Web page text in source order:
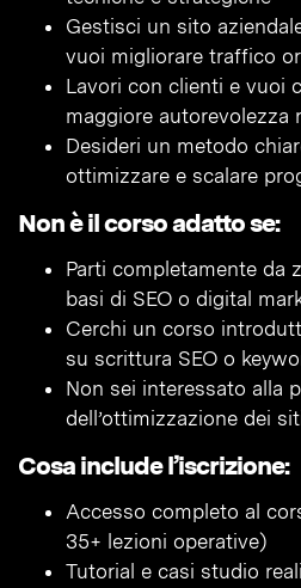
Gestisci un sito
vuoi migliorare traffico
Lavori con clienti e vuoi
maggiore autorevolezza
Desideri un metodo
ottimizzare e scalare
Non è il corso adatto se:
Parti completamente da
basi di SEO o digital
Cerchi un corso
su scrittura SEO o
Non sei interessato alla
dell’ottimizzazione dei
Cosa include l’iscrizione:
Accesso completo al
35+ lezioni operative)
Tutorial e casi studio